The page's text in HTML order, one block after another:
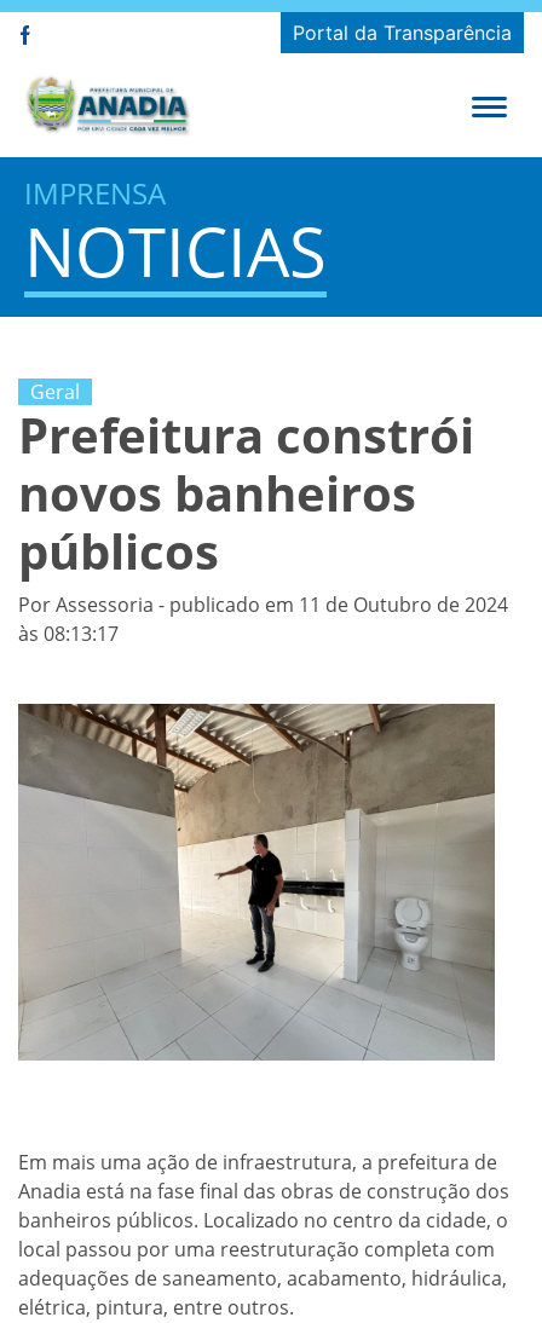
Portal da Transparência
IMPRENSA
NOTICIAS
Geral
Prefeitura constrói
novos banheiros
públicos
Por Assessoria - publicado em 11 de Outubro de 2024
às 08:13:17
Em mais uma ação de infraestrutura, a prefeitura de
Anadia está na fase final das obras de construção dos
banheiros públicos. Localizado no centro da cidade, o
local passou por uma reestruturação completa com
adequações de saneamento, acabamento, hidráulica,
elétrica, pintura, entre outros.